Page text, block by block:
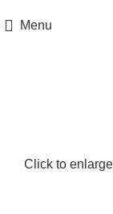
Menu
Click to enlarge